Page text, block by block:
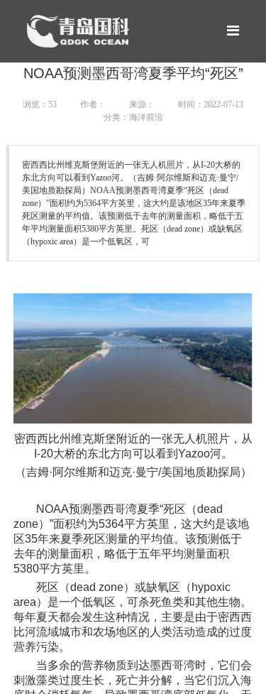
网站
新闻
合作
NOAA预测墨西哥湾夏季平均“死区”
浏览：53 作者： 来源：
时间：2022-07-13
分类：海洋前沿
密西西比州维克斯堡附近的一张无人机照片，从I-20大桥的
东北方向可以看到Yazoo河。（吉姆·阿尔维斯和迈克·曼宁/
美国地质勘探局）NOAA预测墨西哥湾夏季“死区（dead
zone）”面积约为5364平方英里，这大约是该地区35年来夏季
死区测量的平均值。该预测低于去年的测量面积，略低于五
年平均测量面积5380平方英里。死区（dead zone）或缺氧区
（hypoxic area）是一个低氧区，可
密西西比州维克斯堡附近的一张无人机照片，从
I-20大桥的东北方向可以看到Yazoo河。
（吉姆·阿尔维斯和迈克·曼宁/美国地质勘探局）
NOAA预测墨西哥湾夏季“死区（dead
zone）”面积约为5364平方英里，这大约是该地
区35年来夏季死区测量的平均值。该预测低于
去年的测量面积，略低于五年平均测量面积
5380平方英里。
死区（dead zone）或缺氧区（hypoxic
area）是一个低氧区，可杀死鱼类和其他生物。
每年夏天都会发生这种情况，主要是由于密西西
比河流域城市和农场地区的人类活动造成的过度
营养污染。
当多余的营养物质到达墨西哥湾时，它们会
刺激藻类过度生长，死亡并分解，当它们沉入海